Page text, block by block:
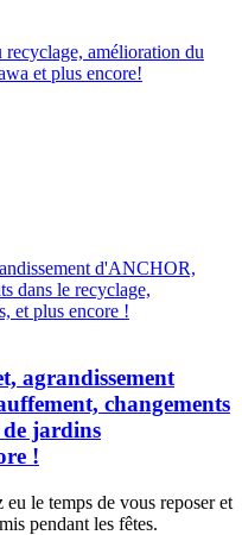
recyclage, amélioration du
et plus encore!
agrandissement
changements
de jardins
!
le temps de vous reposer et
pendant les fêtes.